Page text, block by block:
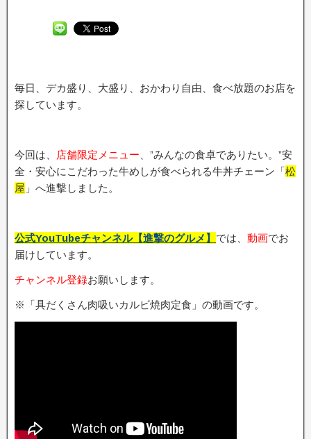
毎日、デカ盛り、大盛り、おかわり自由、食べ放題のお店を
探しています。
今回は、 店舗限定メニュー 、”みんなの食卓でありたい。”安
全・安心にこだわった牛めしが食べられる牛丼チェーン「松
屋 」へ進撃しました。
公式YouTubeチャンネル【進撃のグルメ】 では、 動画でお
届けしています。
チャンネル登録お願いします。
※「具だくさん肉吸いカルビ焼肉定食」の動画です。